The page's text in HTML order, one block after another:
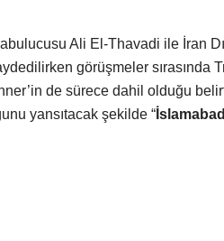
Ali El-Thavadi ile İran
görüşmeler sırasında
de sürece dahil olduğu
yansıtacak şekilde “